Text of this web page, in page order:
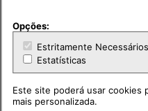
Opções:
Estritamente Necessários
Estatísticas
Este site poderá usar cookies
mais personalizada.